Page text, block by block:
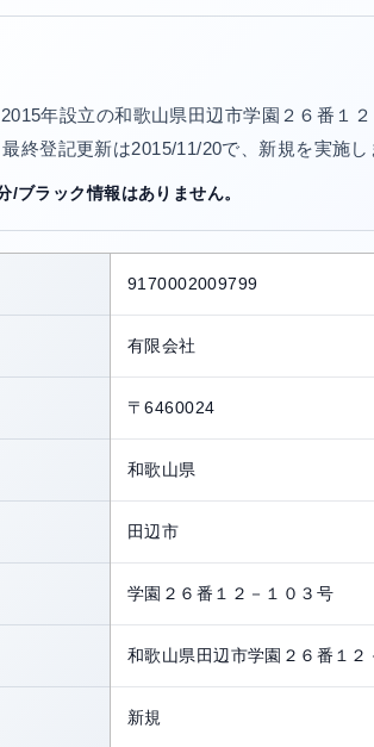
年設立の和歌山県田辺市学園２６番１
終登記更新は2015/11/20で、新規を実施し
/ブラック情報はありません。
9170002009799
有限会社
〒6460024
和歌山県
田辺市
学園２６番１２－１０３号
和歌山県田辺市学園２６番１２
新規